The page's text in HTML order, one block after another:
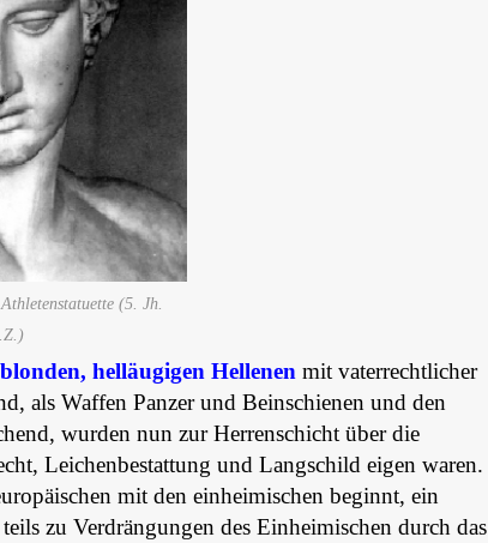
(5. Jh.
helläugigen Hellenen mit vaterrechtlicher
als Waffen Panzer und Beinschienen und den
wurden nun zur Herrenschicht über die
Leichenbestattung und Langschild eigen waren.
mit den einheimischen beginnt, ein
zu Verdrängungen des Einheimischen durch das